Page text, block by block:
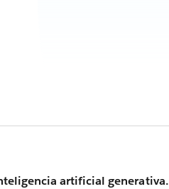
artificial generativa.